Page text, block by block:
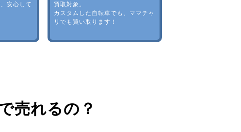
安心して
買取対象。
カスタムした自転車でも、ママチャ
リでも買い取ります！
売れるの？